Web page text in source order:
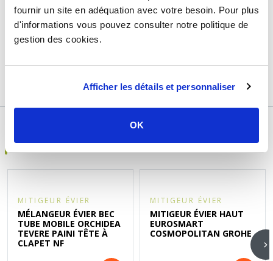
fournir un site en adéquation avec votre besoin. Pour plus
d'informations vous pouvez consulter notre politique de
gestion des cookies.
Afficher les détails et personnaliser
OK
Usage Vide
DÉCOUVREZ ÉGALEMENT
MITIGEUR ÉVIER
MÉLANGEUR ÉVIER BEC
TUBE MOBILE ORCHIDEA
TEVERE PAINI TÊTE À
CLAPET NF
MITIGEUR ÉVIER
MITIGEUR ÉVIER HAUT
EUROSMART
COSMOPOLITAN GROHE